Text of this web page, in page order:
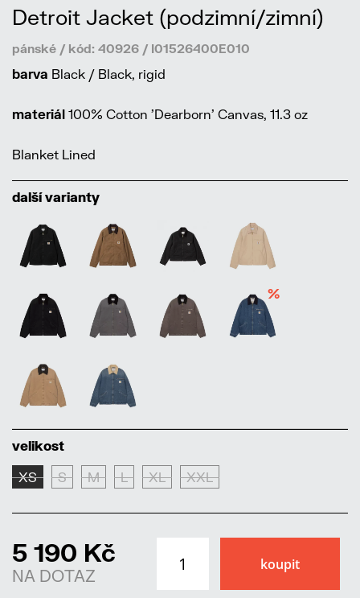
Detroit Jacket (podzimní/zimní)
pánské / kód: 40926 / I01526400E010
barva Black / Black, rigid
materiál 100% Cotton 'Dearborn' Canvas, 11.3 oz
Blanket Lined
další varianty
%
velikost
XS S M L XL XXL
5 190 Kč
NA DOTAZ